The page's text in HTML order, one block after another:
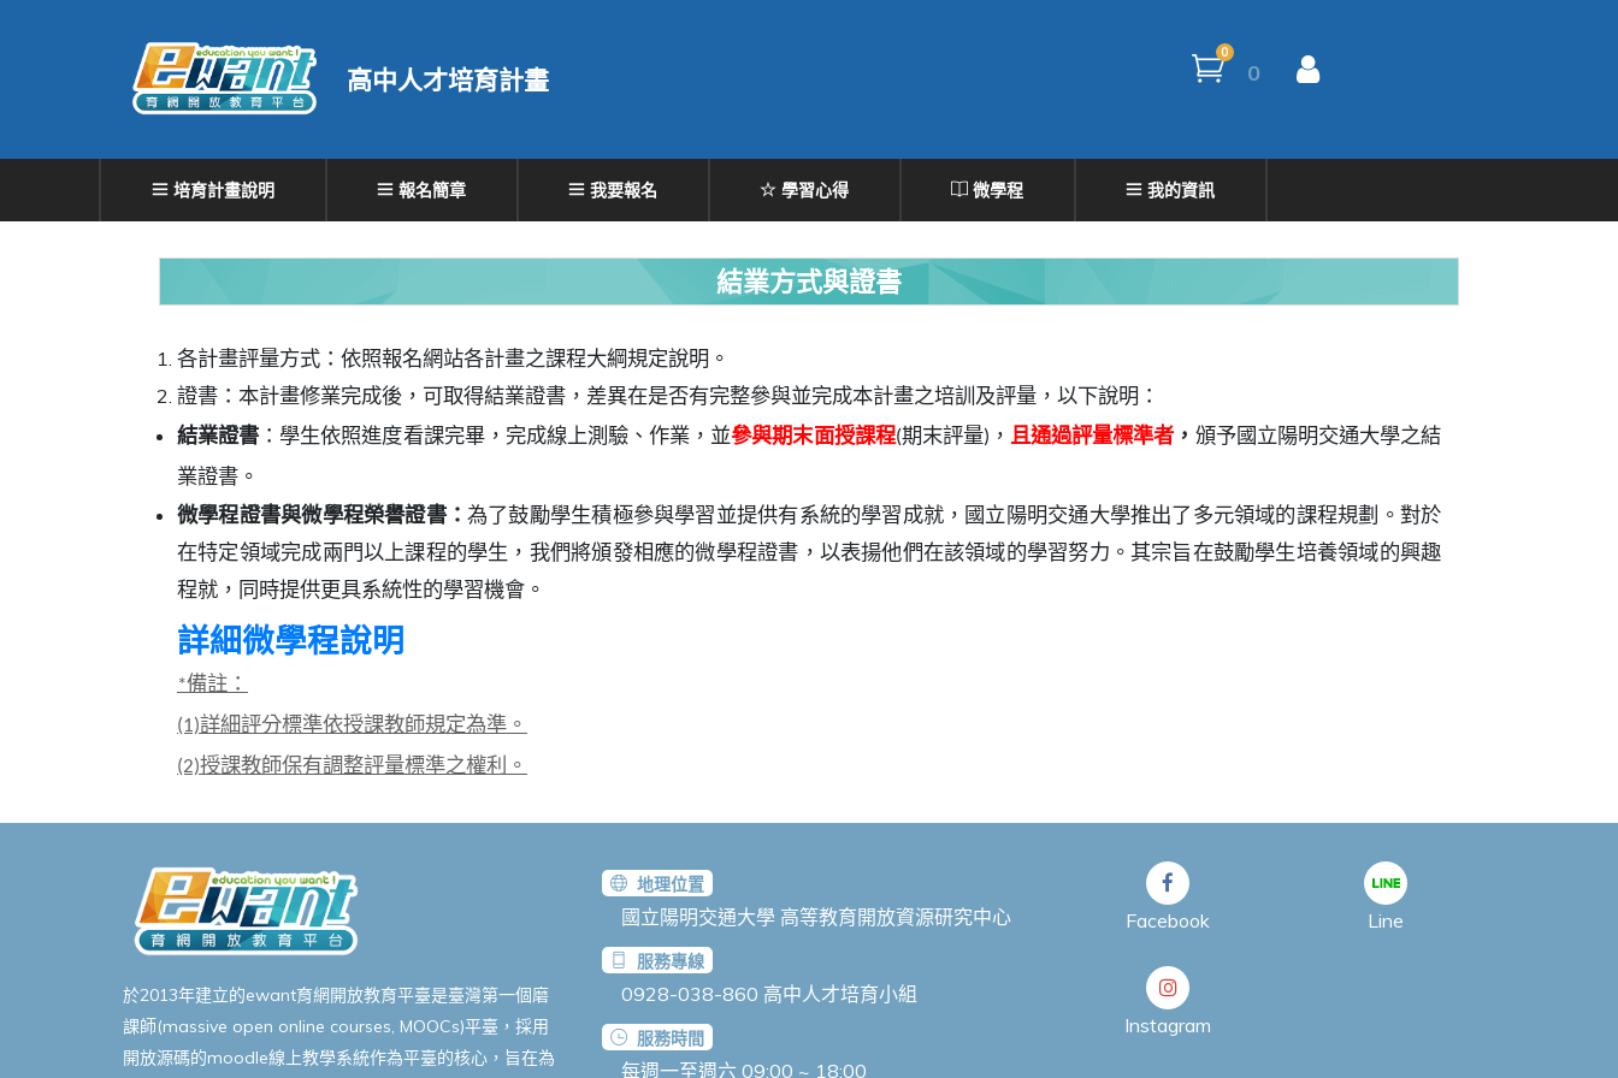
高中人才培育計畫
0
0
培育計畫說明 報名簡章 我要報名 學習心得 微學程 我的資訊
結業方式與證書
各計畫評量方式：依照報名網站各計畫之課程大綱規定說明。
證書：本計畫修業完成後，可取得結業證書，差異在是否有完整參與並完成本計畫之培訓及評量，以下說明：
結業證書 ：學生依照進度看課完畢，完成線上測驗、作業，並參與期末面授課程(期末評量) ， 且通過評量標準者， 頒予國立陽明交通大學之結
業證書。
微學程證書與微學程榮譽證書：為了鼓勵學生積極參與學習並提供有系統的學習成就，國立陽明交通大學推出了多元領域的課程規劃。對於
在特定領域完成兩門以上課程的學生，我們將頒發相應的微學程證書，以表揚他們在該領域的學習努力。其宗旨在鼓勵學生培養領域的興趣
程就，同時提供更具系統性的學習機會。
詳細微學程說明
*備註：
(1)詳細評分標準依授課教師規定為準。
(2)授課教師保有調整評量標準之權利。
於2013年建立的ewant育網開放教育平臺是臺灣第一個磨
課師(massive open online courses, MOOCs)平臺，採用
開放源碼的moodle線上教學系統作為平臺的核心，旨在為
地理位置
國立陽明交通大學 高等教育開放資源研究中心
服務專線
0928-038-860 高中人才培育小組
服務時間
每週一至週六 09:00 ~ 18:00
Facebook Line
Instagram